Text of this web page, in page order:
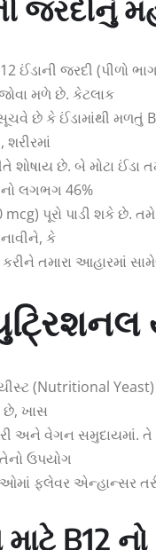
જરદીનું
ઈંડાની જરદી (પીળો
મળે છે. કેટલાક
છે કે ઈંડામાંથી મળતું
શરીરમાં
શોષાય છે. બે મોટા ઈંડા
લગભગ 46%
પૂરો પાડી શકે છે.
કે
તમારા આહારમાં
(Nutritional
છે, ખાસ
અને વેગન સમુદાયમાં.
ઉપયોગ
ફ્લેવર એન્હાન્સર
B12 નો